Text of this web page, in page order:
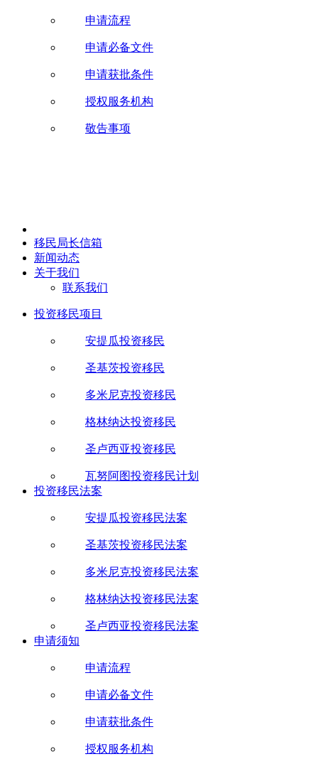
申请流程
申请必备文件
申请获批条件
授权服务机构
敬告事项
移民局长信箱
新闻动态
关于我们
联系我们
投资移民项目
安提瓜投资移民
圣基茨投资移民
多米尼克投资移民
格林纳达投资移民
圣卢西亚投资移民
瓦努阿图投资移民计划
投资移民法案
安提瓜投资移民法案
圣基茨投资移民法案
多米尼克投资移民法案
格林纳达投资移民法案
圣卢西亚投资移民法案
申请须知
申请流程
申请必备文件
申请获批条件
授权服务机构